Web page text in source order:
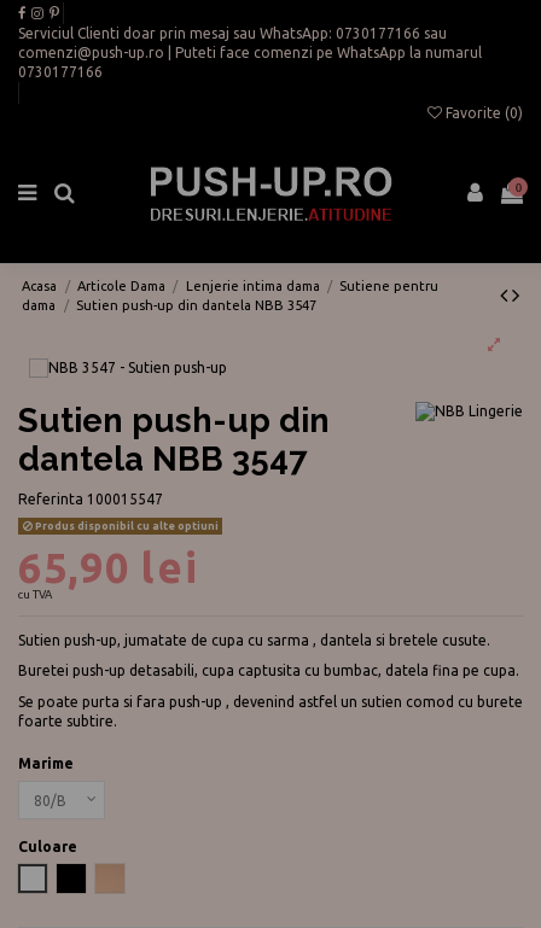
Serviciul Clienti doar prin mesaj sau WhatsApp: 0730177166 sau
comenzi@push-up.ro | Puteti face comenzi pe WhatsApp la numarul
0730177166
Favorite (0)
0
Acasa Articole Dama Lenjerie intima dama
Sutiene pentru
dama
Sutien push-up din dantela NBB 3547
Sutien push-up din
dantela NBB 3547
Referinta 100015547
Produs disponibil cu alte optiuni
65,90 lei
cu TVA
Sutien push-up, jumatate de cupa cu sarma , dantela si bretele cusute.
Buretei push-up detasabili, cupa captusita cu bumbac, datela fina pe cupa.
Se poate purta si fara push-up , devenind astfel un sutien comod cu burete
foarte subtire.
Marime
Culoare